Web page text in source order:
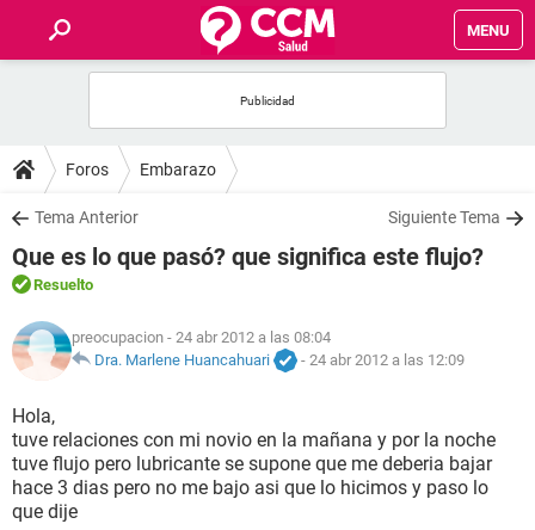
MENU
FOROS
SALUD
FAMILIA
NUTRICIÓN
SEXUALIDAD
GLOSARIO
Foros Embarazo
Tema Anterior Siguiente Tema
Que es lo que pasó? que significa este flujo?
Resuelto
preocupacion - 24 abr 2012 a las 08:04
Dra. Marlene Huancahuari
- 24 abr 2012 a las 12:09
Hola,
tuve relaciones con mi novio en la mañana y por la noche
tuve flujo pero lubricante se supone que me deberia bajar
hace 3 dias pero no me bajo asi que lo hicimos y paso lo
que dije